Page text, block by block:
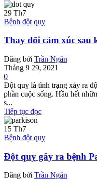
29 Th7
Bệnh đột quỵ
Thay đổi cảm xúc sau
Đăng bởi Trần Ngân
Tháng 9 29, 2021
0
Đột quỵ là tình trạng xảy ra
phần cuộc sống. Hầu hết
s...
Tiếp tục đọc
15 Th7
Bệnh đột quỵ
Đột quỵ gây ra bệnh
Đăng bởi Trần Ngân